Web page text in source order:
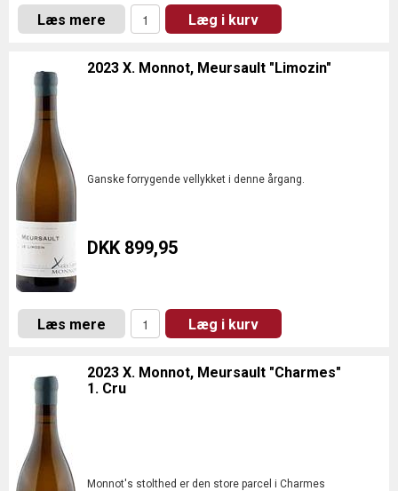
Læs mere Læg i kurv
2023 X. Monnot, Meursault "Limozin"
Ganske forrygende vellykket i denne årgang.
DKK 899,95
Læs mere Læg i kurv
2023 X. Monnot, Meursault "Charmes"
1. Cru
Monnot's stolthed er den store parcel i Charmes